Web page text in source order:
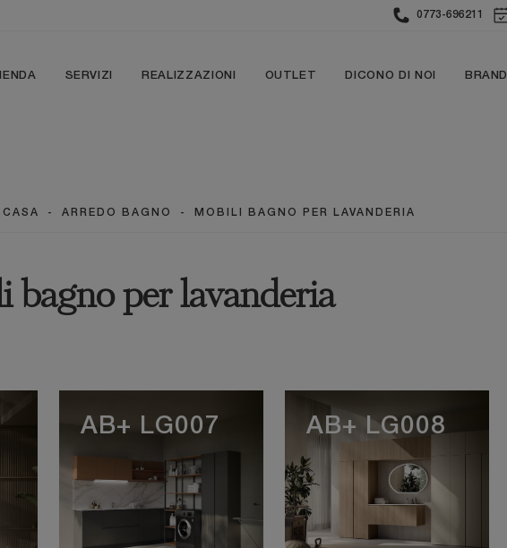
0773-696211
SERVIZI REALIZZAZIONI OUTLET DICONO DI NOI BRAND
- ARREDO BAGNO - MOBILI BAGNO PER LAVANDERIA
bagno per lavanderia
AB+ LG007 AB+ LG008